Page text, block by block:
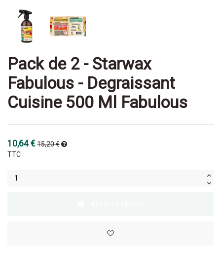
Pack de 2 - Starwax
Fabulous - Degraissant
Cuisine 500 Ml Fabulous
10,64 €15,20 €
TTC